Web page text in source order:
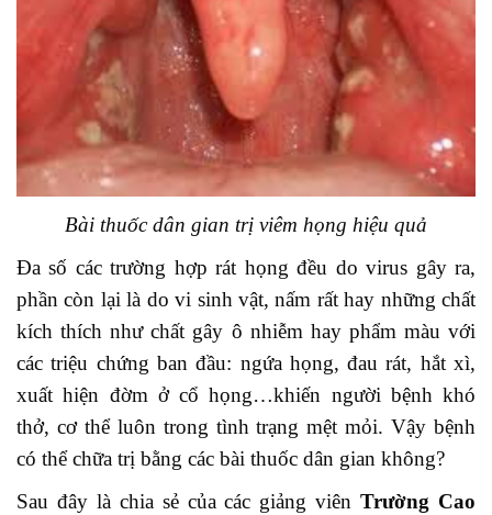
Bài thuốc dân gian trị viêm họng hiệu quả
Đa số các trường hợp rát họng đều do virus gây ra,
phần còn lại là do vi sinh vật, nấm rất hay những chất
kích thích như chất gây ô nhiễm hay phẩm màu với
các triệu chứng ban đầu: ngứa họng, đau rát, hắt xì,
xuất hiện đờm ở cổ họng…khiến người bệnh khó
thở, cơ thể luôn trong tình trạng mệt mỏi. Vậy bệnh
có thể chữa trị bằng các bài thuốc dân gian không?
Sau đây là chia sẻ của các giảng viênTrường Cao